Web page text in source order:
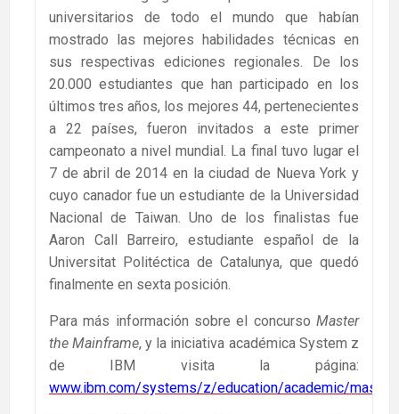
universitarios de todo el mundo que habían
mostrado las mejores habilidades técnicas en
sus respectivas ediciones regionales. De los
20.000 estudiantes que han participado en los
últimos tres años, los mejores 44, pertenecientes
a 22 países, fueron invitados a este primer
campeonato a nivel mundial. La final tuvo lugar el
7 de abril de 2014 en la ciudad de Nueva York y
cuyo canador fue un estudiante de la Universidad
Nacional de Taiwan. Uno de los finalistas fue
Aaron Call Barreiro, estudiante español de la
Universitat Politéctica de Catalunya, que quedó
finalmente en sexta posición.
Para más información sobre el concurso Master
the Mainframe, y la iniciativa académica System z
de IBM visita la página:
www.ibm.com/systems/z/education/academic/